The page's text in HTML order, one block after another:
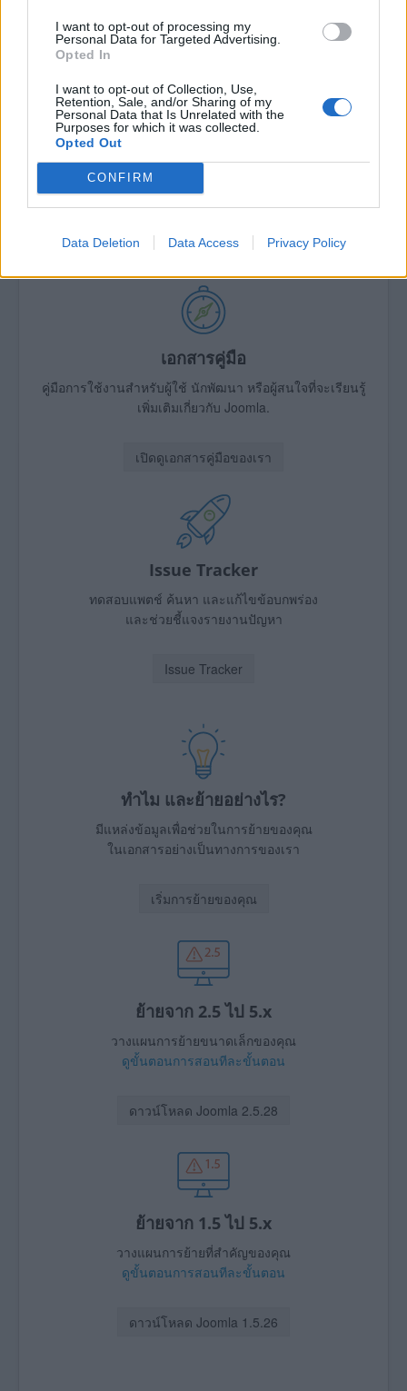
I want to opt-out of processing my
Personal Data for Targeted Advertising.
Opted In
I want to opt-out of Collection, Use,
Retention, Sale, and/or Sharing of my
Personal Data that Is Unrelated with the
Purposes for which it was collected.
Opted Out
CONFIRM
Data Deletion Data Access Privacy Policy
ค้นหาการสนับสนุน!
ต้องการความช่วยเหลือ?
ถามคำถามได้ใน Joomla! ฟอรั่ม
ค้นหาความช่วยเหลือจากฟอรั่ม
เอกสารคู่มือ
คู่มือการใช้งานสำหรับผู้ใช้ นักพัฒนา หรือผู้สนใจที่จะเรียนรู้
เพิ่มเติมเกี่ยวกับ Joomla.
เปิดดูเอกสารคู่มือของเรา
Issue Tracker
ทดสอบแพตช์ ค้นหา และแก้ไขข้อบกพร่อง
และช่วยชี้แจงรายงานปัญหา
Issue Tracker
ทำไม และย้ายอย่างไร?
มีแหล่งข้อมูลเพื่อช่วยในการย้ายของคุณ
ในเอกสารอย่างเป็นทางการของเรา
เริ่มการย้ายของคุณ
ย้ายจาก 2.5 ไป 5.x
วางแผนการย้ายขนาดเล็กของคุณ
ดูขั้นตอนการสอนทีละขั้นตอน
ดาวน์โหลด Joomla 2.5.28
ย้ายจาก 1.5 ไป 5.x
วางแผนการย้ายที่สำคัญของคุณ
ดูขั้นตอนการสอนทีละขั้นตอน
ดาวน์โหลด Joomla 1.5.26